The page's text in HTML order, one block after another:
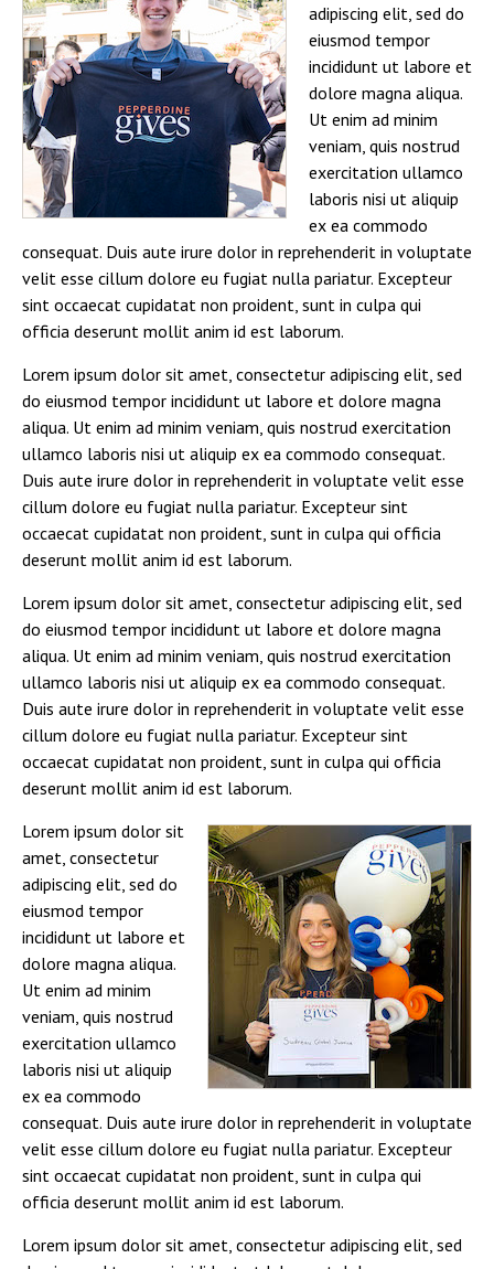
adipiscing elit, sed do
eiusmod tempor
incididunt ut labore et
dolore magna aliqua.
Ut enim ad minim
veniam, quis nostrud
exercitation ullamco
laboris nisi ut aliquip
ex ea commodo
consequat. Duis aute irure dolor in reprehenderit in voluptate
velit esse cillum dolore eu fugiat nulla pariatur. Excepteur
sint occaecat cupidatat non proident, sunt in culpa qui
officia deserunt mollit anim id est laborum.
Lorem ipsum dolor sit amet, consectetur adipiscing elit, sed
do eiusmod tempor incididunt ut labore et dolore magna
aliqua. Ut enim ad minim veniam, quis nostrud exercitation
ullamco laboris nisi ut aliquip ex ea commodo consequat.
Duis aute irure dolor in reprehenderit in voluptate velit esse
cillum dolore eu fugiat nulla pariatur. Excepteur sint
occaecat cupidatat non proident, sunt in culpa qui officia
deserunt mollit anim id est laborum.
Lorem ipsum dolor sit amet, consectetur adipiscing elit, sed
do eiusmod tempor incididunt ut labore et dolore magna
aliqua. Ut enim ad minim veniam, quis nostrud exercitation
ullamco laboris nisi ut aliquip ex ea commodo consequat.
Duis aute irure dolor in reprehenderit in voluptate velit esse
cillum dolore eu fugiat nulla pariatur. Excepteur sint
occaecat cupidatat non proident, sunt in culpa qui officia
deserunt mollit anim id est laborum.
Lorem ipsum dolor sit
amet, consectetur
adipiscing elit, sed do
eiusmod tempor
incididunt ut labore et
dolore magna aliqua.
Ut enim ad minim
veniam, quis nostrud
exercitation ullamco
laboris nisi ut aliquip
ex ea commodo
consequat. Duis aute irure dolor in reprehenderit in voluptate
velit esse cillum dolore eu fugiat nulla pariatur. Excepteur
sint occaecat cupidatat non proident, sunt in culpa qui
officia deserunt mollit anim id est laborum.
Lorem ipsum dolor sit amet, consectetur adipiscing elit, sed